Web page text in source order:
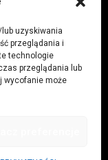
uzyskiwania
przeglądania i
technologie
przeglądania lub
wycofanie może